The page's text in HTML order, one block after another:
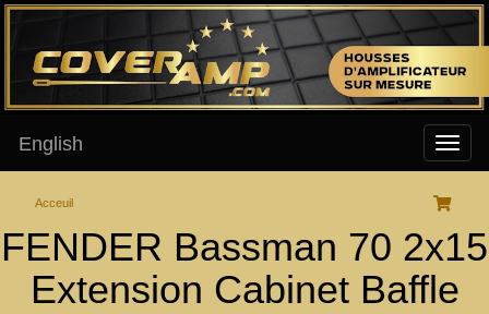
English
Acceuil
FENDER Bassman 70 2x15
Extension Cabinet Baffle